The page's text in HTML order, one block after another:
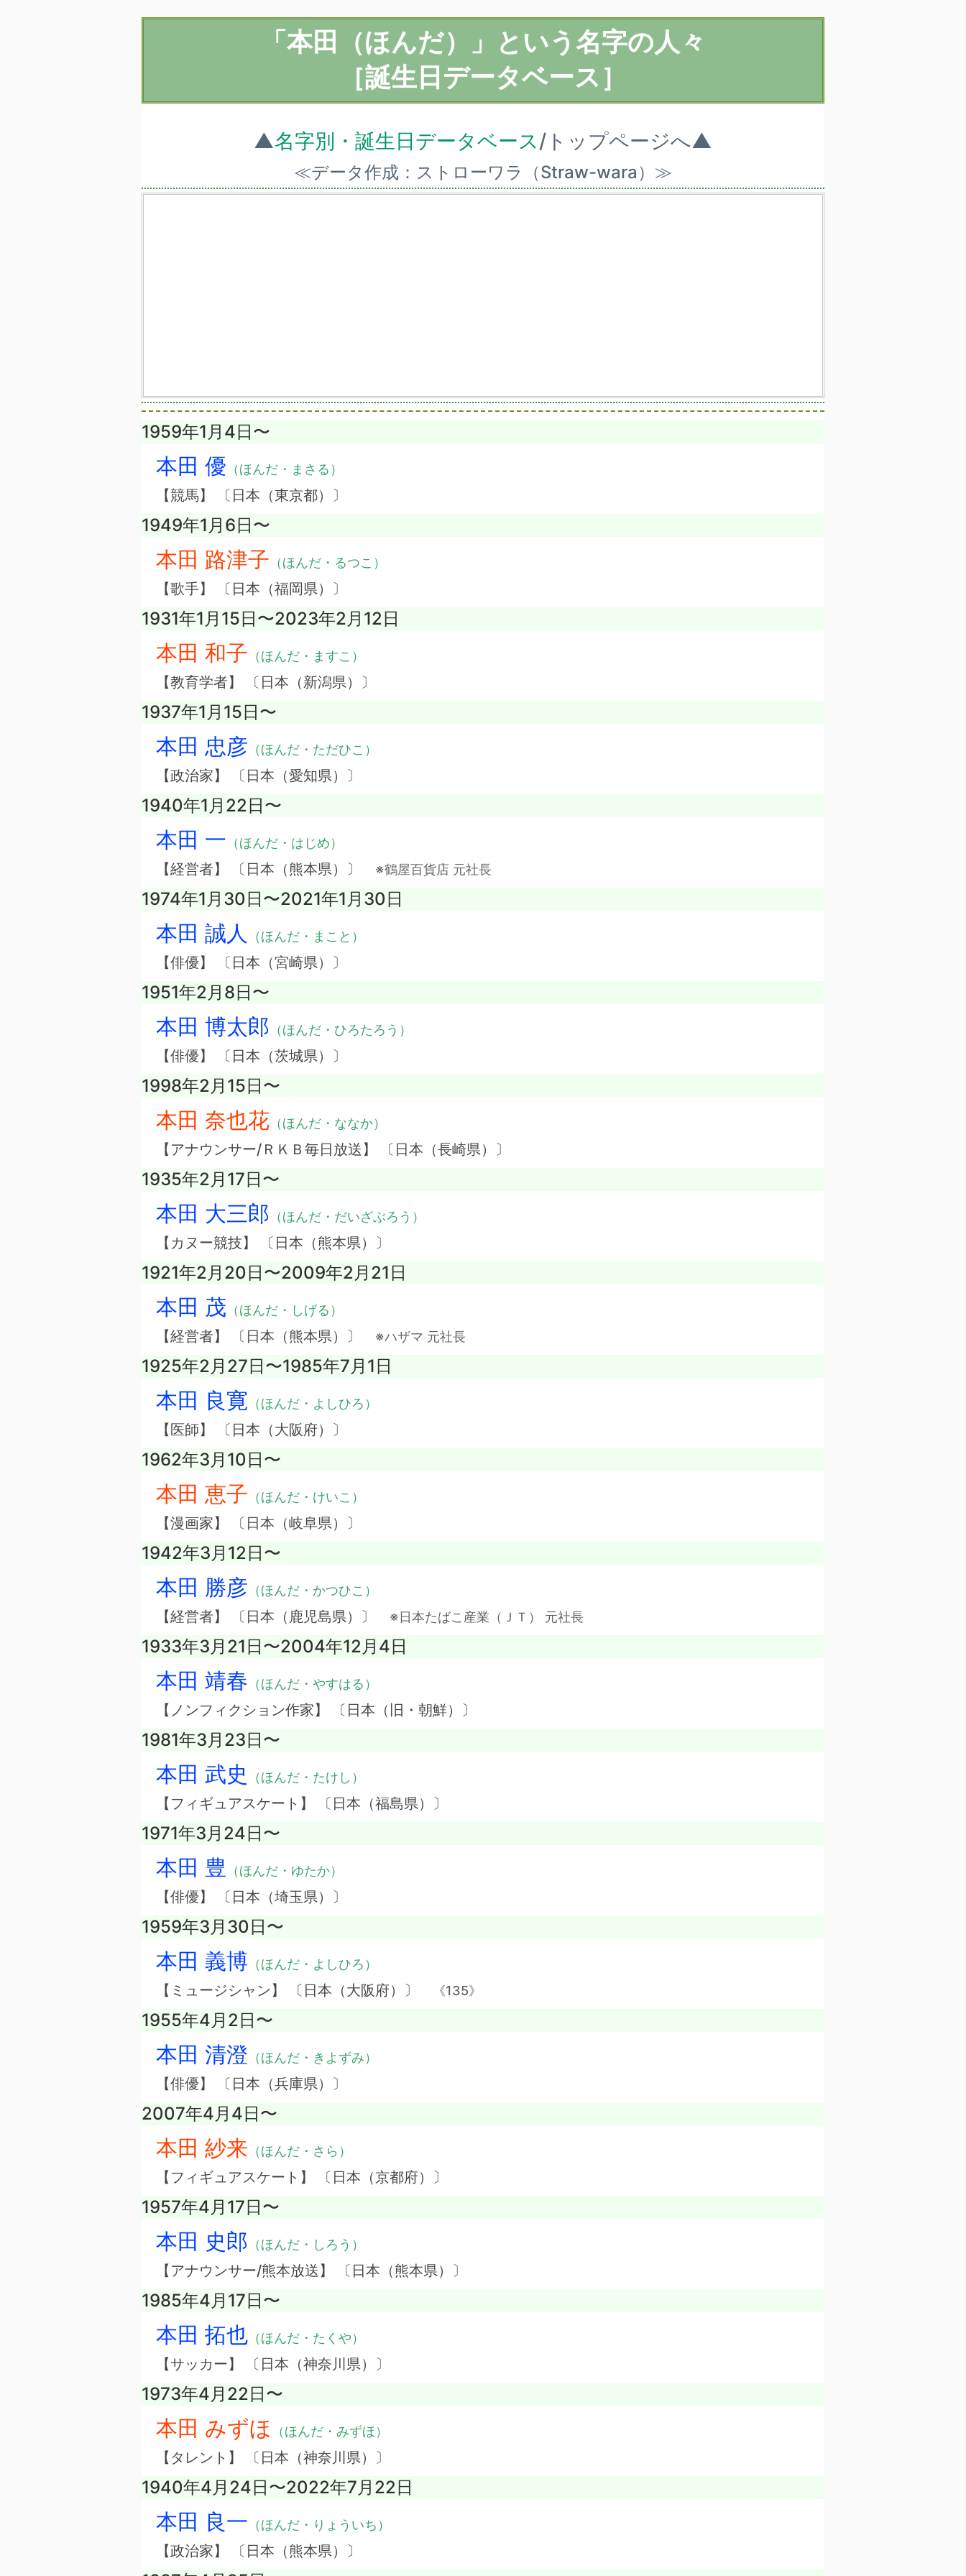
「本田（ほんだ）」という名字の人々
［誕生日データベース］
▲名字別・誕生日データベース/トップページへ▲
≪データ作成：ストローワラ（Straw-wara）≫
1959年1月4日〜
本田 優 （ほんだ・まさる）
【競馬】 〔日本（東京都）〕
1949年1月6日〜
本田 路津子 （ほんだ・るつこ）
【歌手】 〔日本（福岡県）〕
1931年1月15日〜2023年2月12日
本田 和子 （ほんだ・ますこ）
【教育学者】 〔日本（新潟県）〕
1937年1月15日〜
本田 忠彦 （ほんだ・ただひこ）
【政治家】 〔日本（愛知県）〕
1940年1月22日〜
本田 一 （ほんだ・はじめ）
【経営者】 〔日本（熊本県）〕 ※鶴屋百貨店 元社長
1974年1月30日〜2021年1月30日
本田 誠人 （ほんだ・まこと）
【俳優】 〔日本（宮崎県）〕
1951年2月8日〜
本田 博太郎 （ほんだ・ひろたろう）
【俳優】 〔日本（茨城県）〕
1998年2月15日〜
本田 奈也花 （ほんだ・ななか）
【アナウンサー/ＲＫＢ毎日放送】 〔日本（長崎県）〕
1935年2月17日〜
本田 大三郎 （ほんだ・だいざぶろう）
【カヌー競技】 〔日本（熊本県）〕
1921年2月20日〜2009年2月21日
本田 茂 （ほんだ・しげる）
【経営者】 〔日本（熊本県）〕 ※ハザマ 元社長
1925年2月27日〜1985年7月1日
本田 良寛 （ほんだ・よしひろ）
【医師】 〔日本（大阪府）〕
1962年3月10日〜
本田 恵子 （ほんだ・けいこ）
【漫画家】 〔日本（岐阜県）〕
1942年3月12日〜
本田 勝彦 （ほんだ・かつひこ）
【経営者】 〔日本（鹿児島県）〕 ※日本たばこ産業（ＪＴ） 元社長
1933年3月21日〜2004年12月4日
本田 靖春 （ほんだ・やすはる）
【ノンフィクション作家】 〔日本（旧・朝鮮）〕
1981年3月23日〜
本田 武史 （ほんだ・たけし）
【フィギュアスケート】 〔日本（福島県）〕
1971年3月24日〜
本田 豊 （ほんだ・ゆたか）
【俳優】 〔日本（埼玉県）〕
1959年3月30日〜
本田 義博 （ほんだ・よしひろ）
【ミュージシャン】 〔日本（大阪府）〕 《135》
1955年4月2日〜
本田 清澄 （ほんだ・きよずみ）
【俳優】 〔日本（兵庫県）〕
2007年4月4日〜
本田 紗来 （ほんだ・さら）
【フィギュアスケート】 〔日本（京都府）〕
1957年4月17日〜
本田 史郎 （ほんだ・しろう）
【アナウンサー/熊本放送】 〔日本（熊本県）〕
1985年4月17日〜
本田 拓也 （ほんだ・たくや）
【サッカー】 〔日本（神奈川県）〕
1973年4月22日〜
本田 みずほ （ほんだ・みずほ）
【タレント】 〔日本（神奈川県）〕
1940年4月24日〜2022年7月22日
本田 良一 （ほんだ・りょういち）
【政治家】 〔日本（熊本県）〕